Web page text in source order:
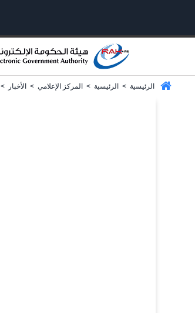
الرئيسية > الرئيسية > المركز الإعلامي > الأخبار >